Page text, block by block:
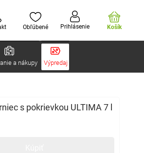
Obľúbené Prihlásenie Košík
a nákupy Výpredaj
s pokrievkou ULTIMA 7 l